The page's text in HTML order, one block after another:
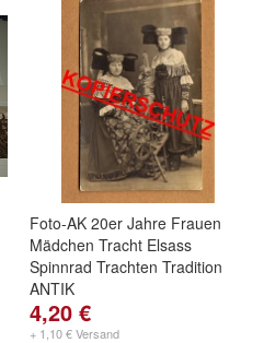
Foto-AK 20er Jahre Frauen
Mädchen Tracht Elsass
Spinnrad Trachten Tradition
ANTIK
4,20 €
+ 1,10 € Versand